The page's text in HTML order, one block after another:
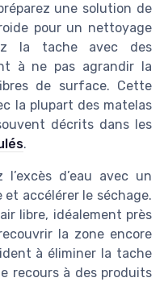
une solution de
pour un nettoyage
la tache avec des
à ne pas agrandir la
de surface. Cette
la plupart des matelas
décrits dans les
.
d’eau avec un
et accélérer le séchage.
libre, idéalement près
la zone encore
à éliminer la tache
recours à des produits